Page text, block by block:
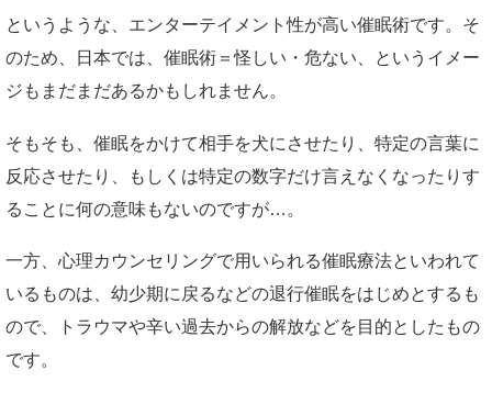
というような、エンターテイメント性が高い催眠術です。そ
のため、日本では、催眠術＝怪しい・危ない、というイメー
ジもまだまだあるかもしれません。
そもそも、催眠をかけて相手を犬にさせたり、特定の言葉に
反応させたり、もしくは特定の数字だけ言えなくなったりす
ることに何の意味もないのですが…。
一方、心理カウンセリングで用いられる催眠療法といわれて
いるものは、幼少期に戻るなどの退行催眠をはじめとするも
ので、トラウマや辛い過去からの解放などを目的としたもの
です。